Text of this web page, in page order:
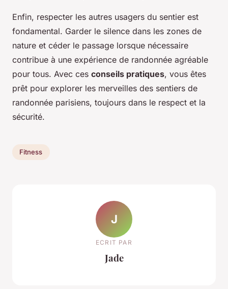
Enfin, respecter les autres usagers du sentier est
fondamental. Garder le silence dans les zones de
nature et céder le passage lorsque nécessaire
contribue à une expérience de randonnée agréable
pour tous. Avec ces conseils pratiques, vous êtes
prêt pour explorer les merveilles des sentiers de
randonnée parisiens, toujours dans le respect et la
sécurité.
Fitness
J
ECRIT PAR
Jade